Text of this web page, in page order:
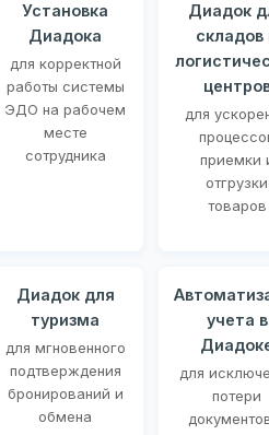
Установка
Диадока
для корректной
работы системы
ЭДО на рабочем
месте
сотрудника
Диадок
складов
для
приемки
отгрузки
товаров
Диадок для
туризма
для мгновенного
подтверждения
бронирований и
обмена
учета в
для
потери